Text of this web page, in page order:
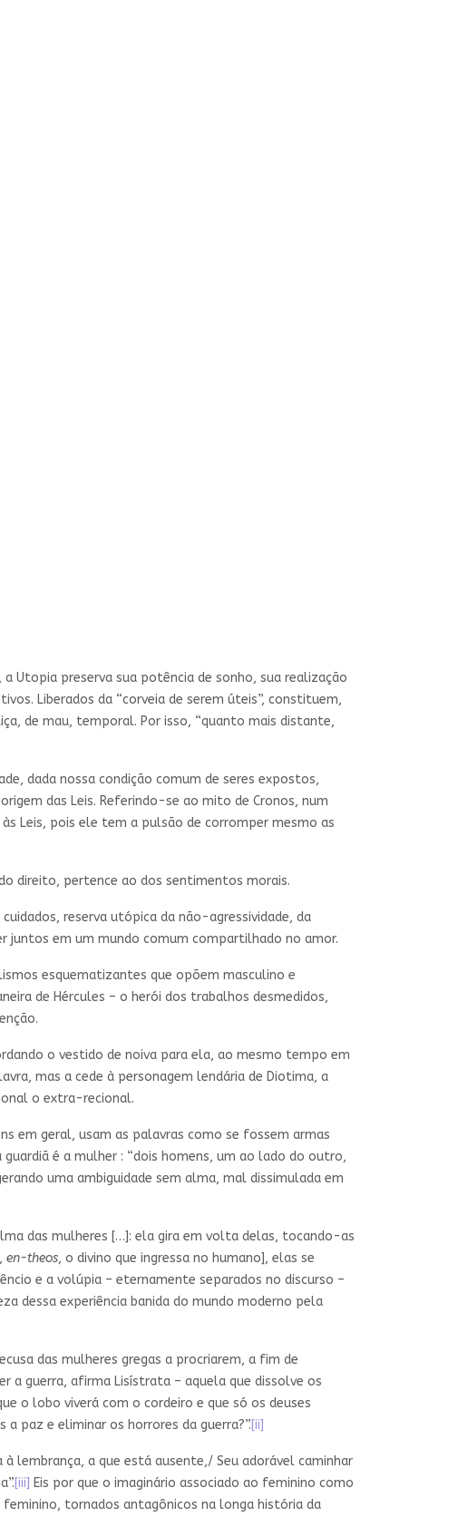
Utopia preserva sua potência de sonho, sua realização
Liberados da “corveia de serem úteis”, constituem,
de mau, temporal. Por isso, “quanto mais distante,
dada nossa condição comum de seres expostos,
das Leis. Referindo-se ao mito de Cronos, num
Leis, pois ele tem a pulsão de corromper mesmo as
direito, pertence ao dos sentimentos morais.
reserva utópica da não-agressividade, da
juntos em um mundo comum compartilhado no amor.
esquematizantes que opõem masculino e
de Hércules – o herói dos trabalhos desmedidos,
o vestido de noiva para ela, ao mesmo tempo em
mas a cede à personagem lendária de Diotima, a
o extra-recional.
em geral, usam as palavras como se fossem armas
é a mulher : “dois homens, um ao lado do outro,
uma ambiguidade sem alma, mal dissimulada em
das mulheres […]: ela gira em volta delas, tocando-as
en-theos, o divino que ingressa no humano], elas se
e a volúpia – eternamente separados no discurso –
dessa experiência banida do mundo moderno pela
das mulheres gregas a procriarem, a fim de
a guerra, afirma Lisístrata – aquela que dissolve os
o lobo viverá com o cordeiro e que só os deuses
paz e eliminar os horrores da guerra?”.[ii]
lembrança, a que está ausente,/ Seu adorável caminhar
[iii] Eis por que o imaginário associado ao feminino como
tornados antagônicos na longa história da